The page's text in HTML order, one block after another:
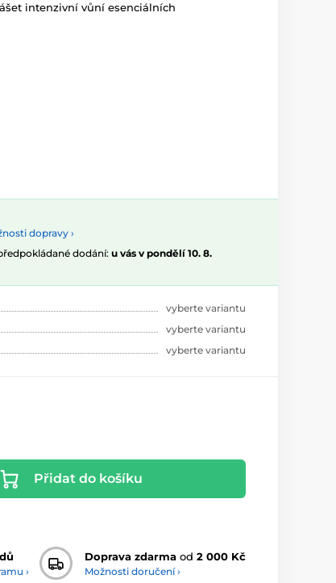
intenzivní vůní esenciálních
dopravy ›
dodání: u vás v pondělí 10. 8.
vyberte variantu
vyberte variantu
vyberte variantu
Přidat do košíku
›
Doprava zdarma od 2 000 Kč
Možnosti doručení ›